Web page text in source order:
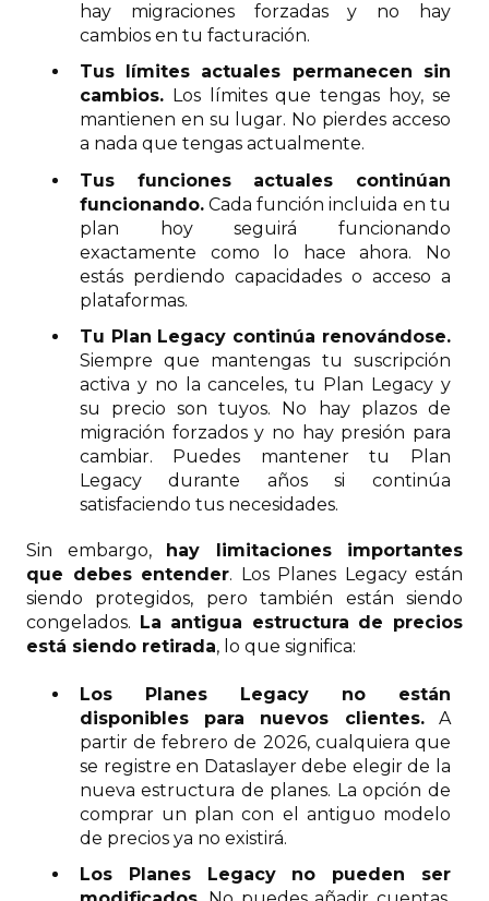
hay migraciones forzadas y no hay
cambios en tu facturación.
Tus límites actuales permanecen sin
cambios. Los límites que tengas hoy, se
mantienen en su lugar. No pierdes acceso
a nada que tengas actualmente.
Tus funciones actuales continúan
funcionando. Cada función incluida en tu
plan hoy seguirá funcionando
exactamente como lo hace ahora. No
estás perdiendo capacidades o acceso a
plataformas.
Tu Plan Legacy continúa renovándose.
Siempre que mantengas tu suscripción
activa y no la canceles, tu Plan Legacy y
su precio son tuyos. No hay plazos de
migración forzados y no hay presión para
cambiar. Puedes mantener tu Plan
Legacy durante años si continúa
satisfaciendo tus necesidades.
Sin embargo, hay limitaciones importantes
que debes entender. Los Planes Legacy están
siendo protegidos, pero también están siendo
congelados. La antigua estructura de precios
está siendo retirada, lo que significa:
Los Planes Legacy no están
disponibles para nuevos clientes.A
partir de febrero de 2026, cualquiera que
se registre en Dataslayer debe elegir de la
nueva estructura de planes. La opción de
comprar un plan con el antiguo modelo
de precios ya no existirá.
Los Planes Legacy no pueden ser